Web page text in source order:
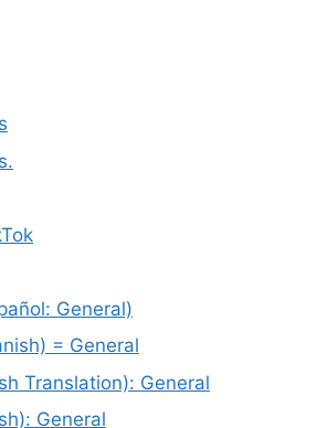
General)
= General
Translation): General
General